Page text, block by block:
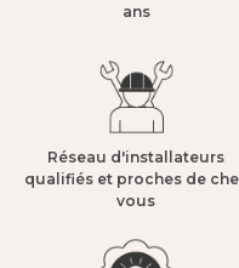
ans​
Réseau d'installateurs
qualifiés et proches de
vous​